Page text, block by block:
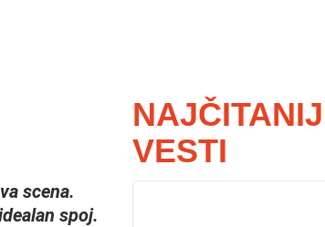
scena.
spoj.
VESTI